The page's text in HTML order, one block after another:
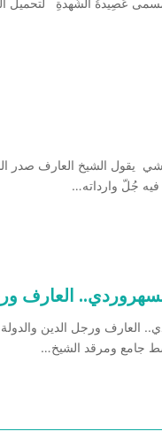
الشيخ العارف صدر
فيه جُلّ وارداته…
العارف
العارف ورجل الدين والدولة
جامع ومرقد الشيخ…